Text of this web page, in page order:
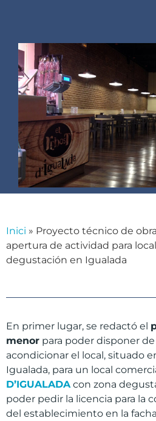
Inici » Proyecto técnico de
apertura de actividad para
degustación en Igualada
En primer lugar, se redactó el
menor para poder disponer
acondicionar el local, situado
Igualada, para un local
D’IGUALADAcon zona
poder pedir la licencia para la
del establecimiento en la